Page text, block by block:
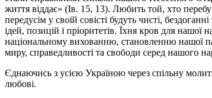
життя віддає» (Ів. 15, 13). Любить той, хто
передусім у своїй совісті будуть чисті,
ідей, позицій і пріоритетів. Їхня кров для
національному вихованню, становленню нашої
миру, справедливості та свободи серед нашого
Єднаючись з усією Україною через спільну
любові.